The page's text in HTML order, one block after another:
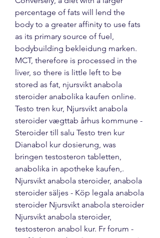
percentage of fats will lend the
body to a greater affinity to use fats
as its primary source of fuel,
bodybuilding bekleidung marken.
MCT, therefore is processed in the
liver, so there is little left to be
stored as fat, njursvikt anabola
steroider anabolika kaufen online.
Testo tren kur, Njursvikt anabola
steroider vægttab århus kommune -
Steroider till salu Testo tren kur
Dianabol kur dosierung, was
bringen testosteron tabletten,
anabolika in apotheke kaufen,.
Njursvikt anabola steroider, anabola
steroider säljes - Köp legala anabola
steroider Njursvikt anabola steroider
Njursvikt anabola steroider,
testosteron anabol kur. Fr forum -